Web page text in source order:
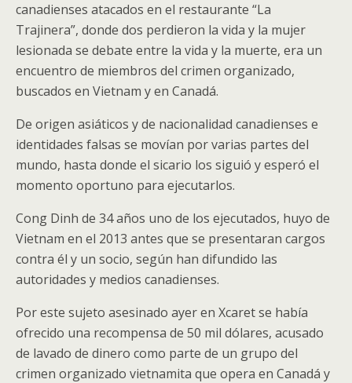
canadienses atacados en el restaurante “La
Trajinera”, donde dos perdieron la vida y la mujer
lesionada se debate entre la vida y la muerte, era un
encuentro de miembros del crimen organizado,
buscados en Vietnam y en Canadá.
De origen asiáticos y de nacionalidad canadienses e
identidades falsas se movían por varias partes del
mundo, hasta donde el sicario los siguió y esperó el
momento oportuno para ejecutarlos.
Cong Dinh de 34 años uno de los ejecutados, huyo de
Vietnam en el 2013 antes que se presentaran cargos
contra él y un socio, según han difundido las
autoridades y medios canadienses.
Por este sujeto asesinado ayer en Xcaret se había
ofrecido una recompensa de 50 mil dólares, acusado
de lavado de dinero como parte de un grupo del
crimen organizado vietnamita que opera en Canadá y